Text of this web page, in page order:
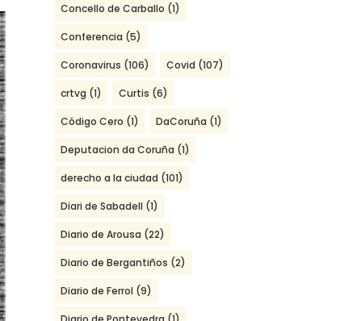
Concello de Carballo (1)
Conferencia (5)
Coronavirus (106) Covid (107)
crtvg (1) Curtis (6)
Código Cero (1) DaCoruña (1)
Deputacion da Coruña (1)
derecho a la ciudad (101)
Diari de Sabadell (1)
Diario de Arousa (22)
Diario de Bergantiños (2)
Diario de Ferrol (9)